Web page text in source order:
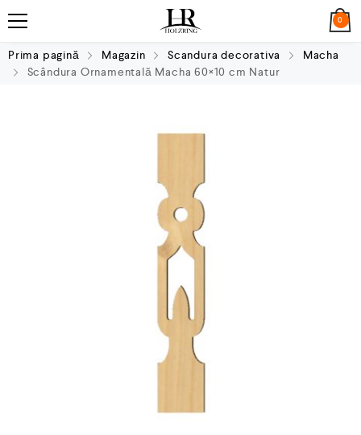
0
Prima pagină Magazin Scandura decorativa
Macha
Scândura Ornamentală Macha 60×10 cm Natur